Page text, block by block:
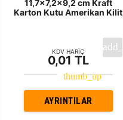
11,7x7,2x9,2 cm Kraft
Karton Kutu Amerikan Kilit
KDV HARİÇ
0,01 TL
AYRINTILAR